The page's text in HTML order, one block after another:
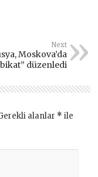
Next
Moskova’da
düzenledi
alanlar * ile